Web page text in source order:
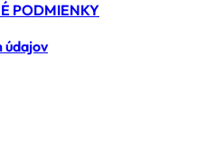
PODMIENKY
údajov